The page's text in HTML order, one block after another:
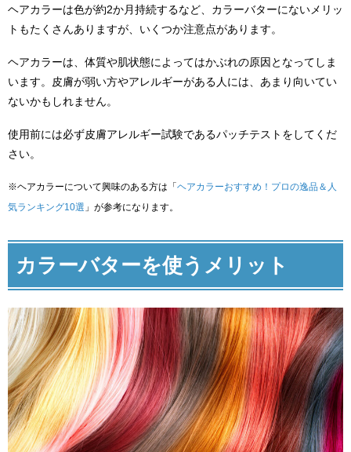
ヘアカラーは色が約2か月持続するなど、カラーバターにないメリッ
トもたくさんありますが、いくつか注意点があります。
ヘアカラーは、体質や肌状態によってはかぶれの原因となってしま
います。皮膚が弱い方やアレルギーがある人には、あまり向いてい
ないかもしれません。
使用前には必ず皮膚アレルギー試験であるパッチテストをしてくだ
さい。
※ヘアカラーについて興味のある方は「 ヘアカラーおすすめ！プロの逸品＆人
気ランキング10選 」が参考になります。
カラーバターを使うメリット